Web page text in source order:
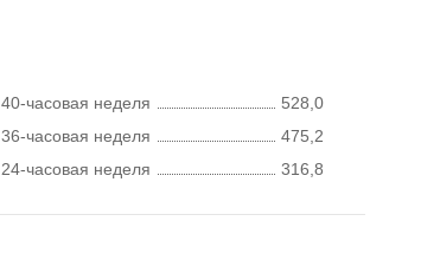
40-часовая неделя
528,0
36-часовая неделя
475,2
24-часовая неделя
316,8